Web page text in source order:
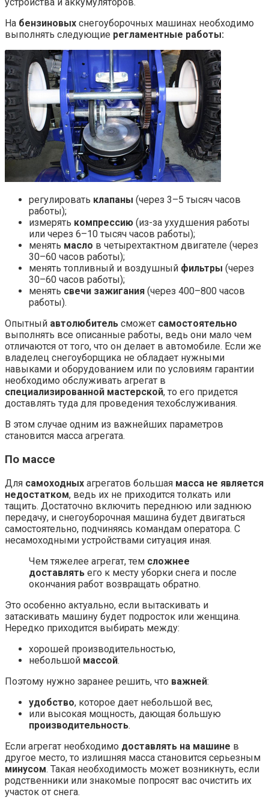
устройства и аккумуляторов.
На бензиновых снегоуборочных машинах необходимо
выполнять следующие регламентные работы:
регулировать клапаны (через 3–5 тысяч часов
работы);
измерять компрессию (из-за ухудшения работы
или через 6–10 тысяч часов работы);
менять масло в четырехтактном двигателе (через
30–60 часов работы);
менять топливный и воздушный фильтры (через
30–60 часов работы);
менять свечи зажигания (через 400–800 часов
работы).
Опытный автолюбитель сможет самостоятельно
выполнять все описанные работы, ведь они мало чем
отличаются от того, что он делает в автомобиле. Если же
владелец снегоуборщика не обладает нужными
навыками и оборудованием или по условиям гарантии
необходимо обслуживать агрегат в
специализированной мастерской, то его придется
доставлять туда для проведения техобслуживания.
В этом случае одним из важнейших параметров
становится масса агрегата.
По массе
Для самоходных агрегатов большая масса не является
недостатком, ведь их не приходится толкать или
тащить. Достаточно включить переднюю или заднюю
передачу, и снегоуборочная машина будет двигаться
самостоятельно, подчиняясь командам оператора. С
несамоходными устройствами ситуация иная.
Чем тяжелее агрегат, тем сложнее
доставлять его к месту уборки снега и после
окончания работ возвращать обратно.
Это особенно актуально, если вытаскивать и
затаскивать машину будет подросток или женщина.
Нередко приходится выбирать между:
хорошей производительностью,
небольшой массой.
Поэтому нужно заранее решить, что важней:
удобство, которое дает небольшой вес,
или высокая мощность, дающая большую
производительность.
Если агрегат необходимо доставлять на машине в
другое место, то излишняя масса становится серьезным
минусом. Такая необходимость может возникнуть, если
родственники или знакомые попросят вас очистить их
участок от снега.